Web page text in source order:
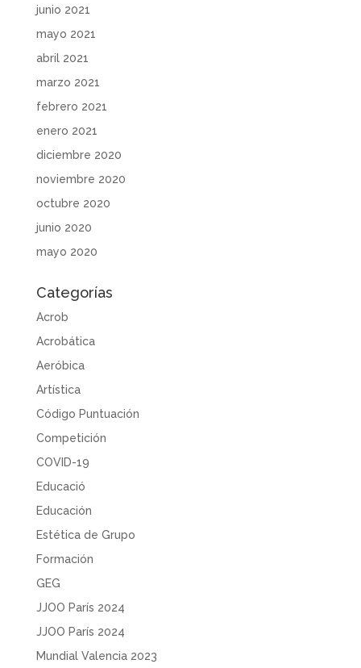
junio 2021
mayo 2021
abril 2021
marzo 2021
febrero 2021
enero 2021
diciembre 2020
noviembre 2020
octubre 2020
junio 2020
mayo 2020
Categorías
Acrob
Acrobática
Aeróbica
Artística
Código Puntuación
Competición
COVID-19
Educació
Educación
Estética de Grupo
Formación
GEG
JJOO París 2024
JJOO París 2024
Mundial Valencia 2023